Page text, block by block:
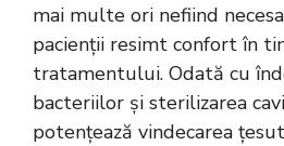
mai multe ori nefiind
pacienții resimt confort în
tratamentului. Odată cu
bacteriilor și sterilizarea
potențează vindecarea